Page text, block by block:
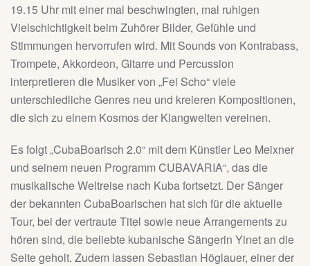
19.15 Uhr mit einer mal beschwingten, mal ruhigen
Vielschichtigkeit beim Zuhörer Bilder, Gefühle und
Stimmungen hervorrufen wird. Mit Sounds von Kontrabass,
Trompete, Akkordeon, Gitarre und Percussion
interpretieren die Musiker von „Fei Scho“ viele
unterschiedliche Genres neu und kreieren Kompositionen,
die sich zu einem Kosmos der Klangwelten vereinen.
Es folgt „CubaBoarisch 2.0“ mit dem Künstler Leo Meixner
und seinem neuen Programm CUBAVARIA“, das die
musikalische Weltreise nach Kuba fortsetzt. Der Sänger
der bekannten CubaBoarischen hat sich für die aktuelle
Tour, bei der vertraute Titel sowie neue Arrangements zu
hören sind, die beliebte kubanische Sängerin Yinet an die
Seite geholt. Zudem lassen Sebastian Höglauer, einer der